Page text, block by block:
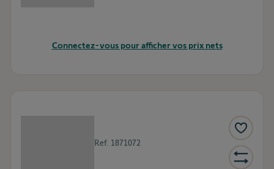
Connectez-vous pour afficher vos prix nets
Ref. 1871072